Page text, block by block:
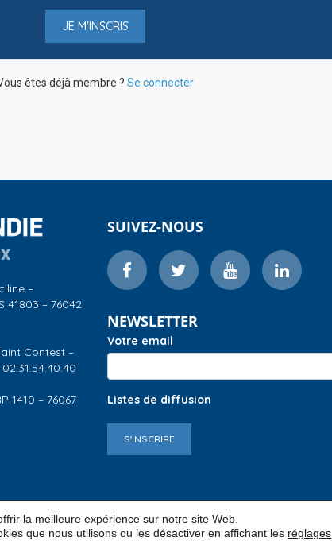
JE M'INSCRIS
êtes déjà membre ? Se connecter
–
41803 – 76042
Contest –
02.31.54.40.40
1410 – 76067
SUIVEZ-NOUS
NEWSLETTER
Votre email
Listes de diffusion
S'INSCRIRE
la meilleure expérience sur notre site Web.
que nous utilisons ou les désactiver en affichant les réglages